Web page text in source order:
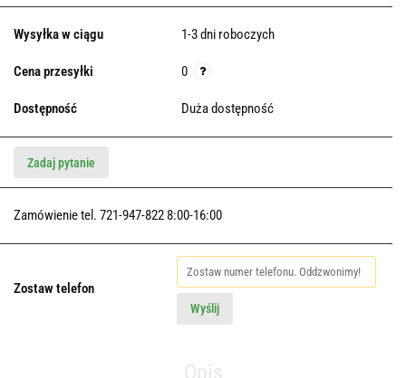
Wysyłka w ciągu 1-3 dni roboczych
Cena przesyłki 0
Dostępność Duża dostępność
Zadaj pytanie
Zamówienie tel. 721-947-822 8:00-16:00
Zostaw telefon
Wyślij